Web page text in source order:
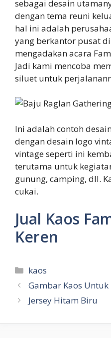
sebagai desain
dengan tema reuni
hal ini adalah
yang berkantor pusat
mengadakan acara
Jadi kami mencoba
siluet untuk
Ini adalah contoh
dengan desain logo
vintage seperti ini
terutama untuk
gunung, camping, dll.
cukai.
Jual Kaos
Keren
Kategori
kaos
Gambar Kaos
Jersey Hitam Biru